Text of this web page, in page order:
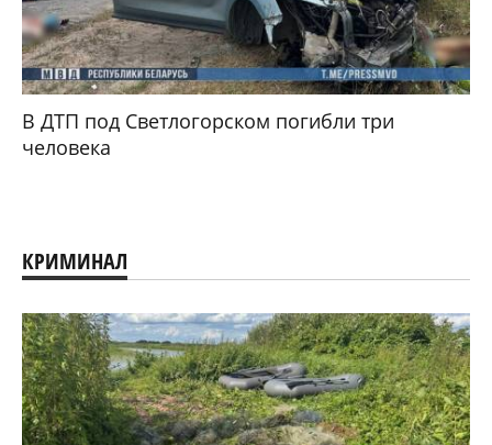
В ДТП под Светлогорском погибли три
человека
КРИМИНАЛ